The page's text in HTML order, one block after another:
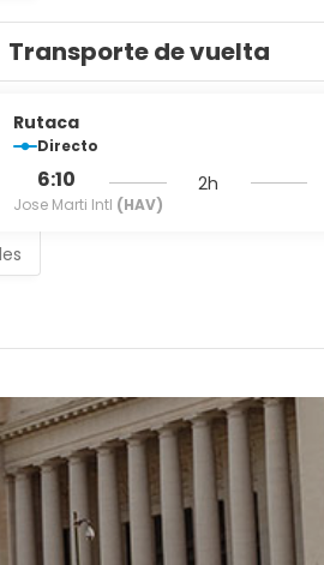
Transporte de vuelta
Rutaca
Directo
6:10
Jose Marti Intl (HAV)
2h